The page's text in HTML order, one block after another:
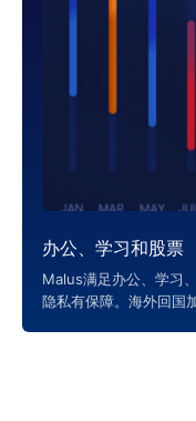
办公、学习和股票
Malus满足办公、学习
隐私有保障。海外回国